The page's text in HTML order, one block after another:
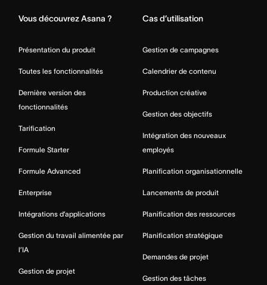
Vous découvrez Asana ?
Présentation du produit
Toutes les fonctionnalités
Dernière version des
fonctionnalités
Tarification
Formule Starter
Formule Advanced
Enterprise
Intégrations d’applications
Gestion du travail alimentée par
l’IA
Gestion de projet
Cas d’utilisation
Gestion de campagnes
Calendrier de contenu
Production créative
Gestion des objectifs
Intégration des nouveaux
employés
Planification organisationnelle
Lancements de produit
Planification des ressources
Planification stratégique
Demandes de projet
Gestion des tâches